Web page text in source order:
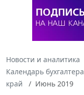
Новости и аналитика
Календарь бухгалтера
край
Июнь 2019